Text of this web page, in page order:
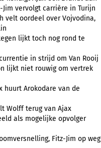
Jim vervolgt carrière in Turijn
velt oordeel over Vojvodina,
lijkt toch nog rond te
in strijd om Van Rooij
lijkt niet rouwig om vertrek
huurt Arokodare van de
Wolff terug van Ajax
als mogelijke opvolger
Fitz-Jim op weg